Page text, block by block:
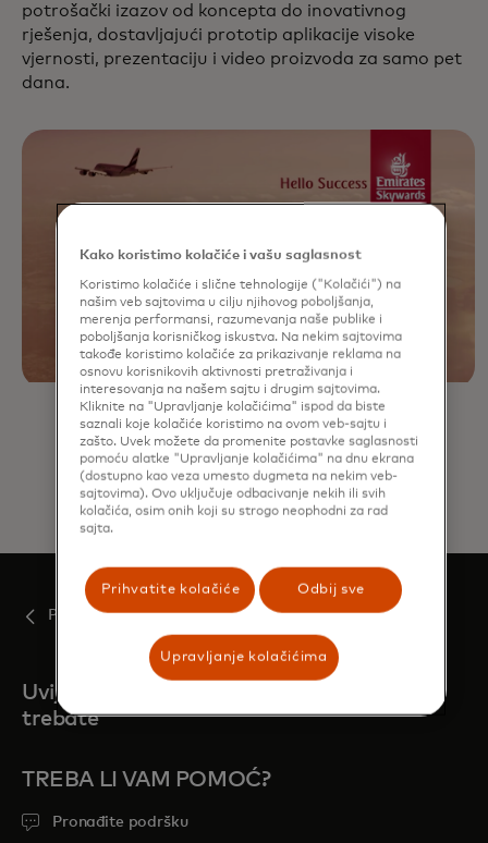
potrošački izazov od koncepta do inovativnog
rješenja, dostavljajući prototip aplikacije visoke
vjernosti, prezentaciju i video proizvoda za samo pet
dana.
Početna
Uvijek smo tu kada nas
trebate
TREBA LI VAM POMOĆ?
Pronađite podršku
Kako koristimo kolačiće i vašu saglasnost
Koristimo kolačiće i slične tehnologije ("Kolačići") na
našim veb sajtovima u cilju njihovog poboljšanja,
merenja performansi, razumevanja naše publike i
poboljšanja korisničkog iskustva. Na nekim sajtovima
takođe koristimo kolačiće za prikazivanje reklama na
osnovu korisnikovih aktivnosti pretraživanja i
interesovanja na našem sajtu i drugim sajtovima.
Kliknite na "Upravljanje kolačićima" ispod da biste
saznali koje kolačiće koristimo na ovom veb-sajtu i
zašto. Uvek možete da promenite postavke saglasnosti
pomoću alatke "Upravljanje kolačićima" na dnu ekrana
(dostupno kao veza umesto dugmeta na nekim veb-
sajtovima). Ovo uključuje odbacivanje nekih ili svih
kolačića, osim onih koji su strogo neophodni za rad
sajta.
Prihvatite kolačiće Odbij sve
Upravljanje kolačićima